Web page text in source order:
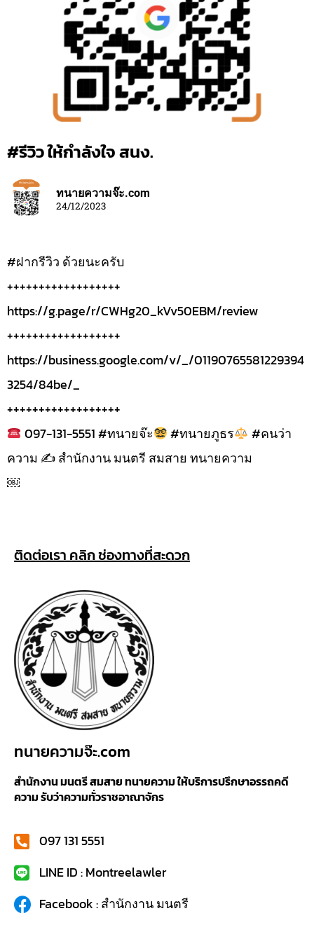
#รีวิว ให้กำลังใจ สนง.
ทนายความจ๊ะ.com
24/12/2023
#ฝากรีวิว ด้วยนะครับ
++++++++++++++++++
https://g.page/r/CWHg20_kVv50EBM/review
++++++++++++++++++
https://business.google.com/v/_/01190765581229394
3254/84be/_
++++++++++++++++++
097-131-5551 #ทนายจ๊ะ
#ทนายภูธร
#คนว่า
ความ ✍สำนักงาน มนตรี สมสาย ทนายความ
￼
ติดต่อเรา คลิก ช่องทางที่สะดวก
ทนายความจ๊ะ.com
สำนักงาน มนตรี สมสาย ทนายความ ให้บริการปรึกษาอรรถคดี
ความ รับว่าความทั่วราชอาณาจักร
097 131 5551
LINE ID : Montreelawler
Facebook : สำนักงาน มนตรี